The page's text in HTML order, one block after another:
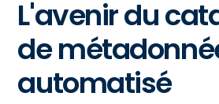
L'avenir du
de
automatisé